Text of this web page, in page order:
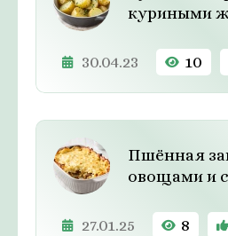
куриными
30.04.23 10
Пшённая
овощами и
27.01.25 8